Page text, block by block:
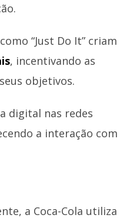
“Just Do It” criam
, incentivando as
objetivos.
digital nas redes
a interação com
a Coca-Cola utiliza